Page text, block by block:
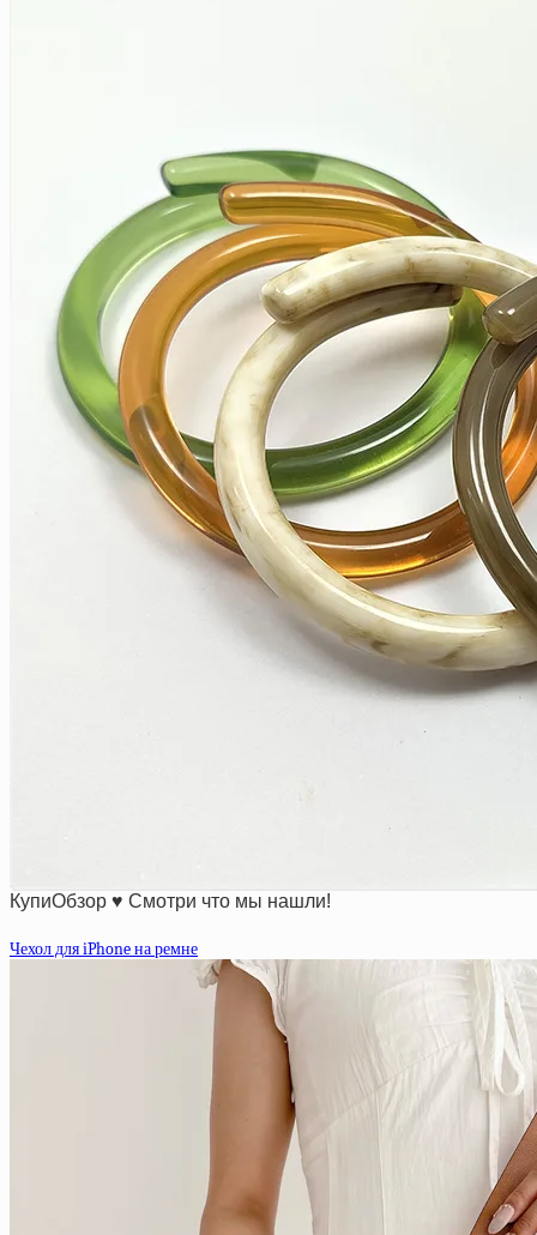
КупиОбзор ♥ Смотри что мы нашли!
Чехол для iPhone на ремне